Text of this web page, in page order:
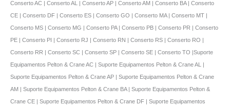
Conserto AC | Conserto AL | Conserto AP | Conserto AM | Conserto BA | Conserto
CE | Conserto DF | Conserto ES | Conserto GO | Conserto MA | Conserto MT |
Conserto MS | Conserto MG | Conserto PA | Conserto PB | Conserto PR | Conserto
PE | Conserto PI | Conserto RJ | Conserto RN | Conserto RS | Conserto RO |
Conserto RR | Conserto SC | Conserto SP | Conserto SE | Conserto TO |Suporte
Equipamentos Pelton & Crane AC | Suporte Equipamentos Pelton & Crane AL |
Suporte Equipamentos Pelton & Crane AP | Suporte Equipamentos Pelton & Crane
AM | Suporte Equipamentos Pelton & Crane BA | Suporte Equipamentos Pelton &
Crane CE | Suporte Equipamentos Pelton & Crane DF | Suporte Equipamentos